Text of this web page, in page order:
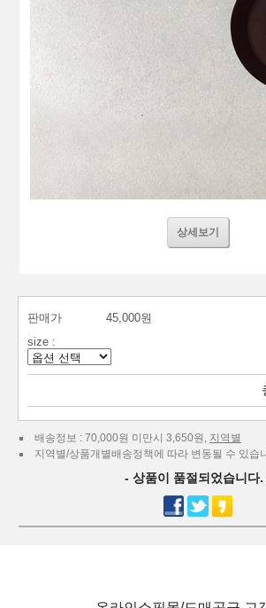
상세보기
판매가
45,000원
size :
배송정보 : 70,000원 미만시 3,650원, 지역별
지역별/상품개별배송정책에 따라 변동될 수 있습
- 상품이 품절되었습니다.